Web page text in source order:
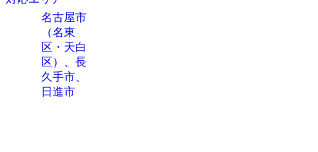
名古屋市
（名東
区・天白
区）、長
久手市、
日進市